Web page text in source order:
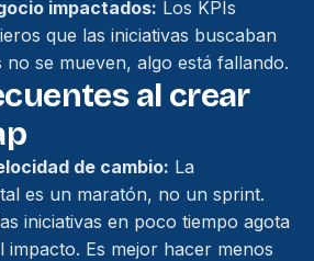
impactados: Los KPIs
que las iniciativas buscaban
no se mueven, algo está fallando.
al crear
de cambio: La
es un maratón, no un sprint.
iniciativas en poco tiempo agota
impacto. Es mejor hacer menos